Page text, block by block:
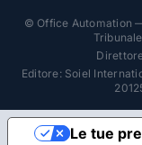
© Office Automation
Editore: Soiel
Le tue